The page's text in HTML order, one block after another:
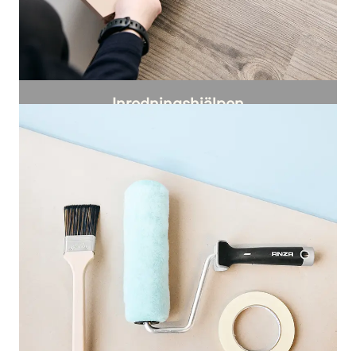
Inredningshjälpen
Personlig hjälp att hitta rätt kulörer för ditt